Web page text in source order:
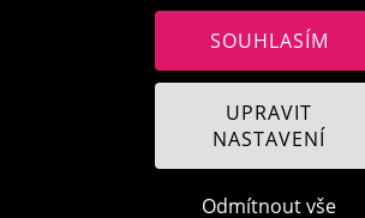
© 2011 - 2026 NaVlas.cz
SOUHLASÍM
UPRAVIT
NASTAVENÍ
Odmítnout vše